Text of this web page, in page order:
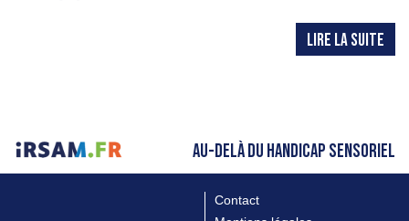
LIRE LA SUITE
AU-DELÀ DU HANDICAP SENSORIEL
Contact